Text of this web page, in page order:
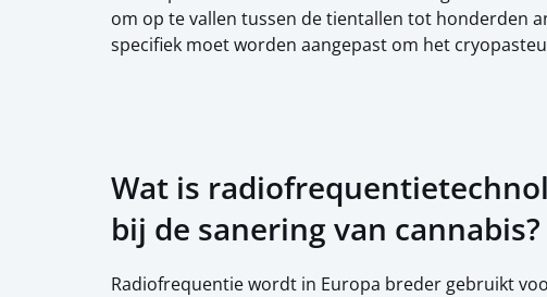
om op te vallen tussen de tientallen tot honderden
specifiek moet worden aangepast om het
Wat is
bij de sanering van cannabis?
Radiofrequentie wordt in Europa breder gebruikt